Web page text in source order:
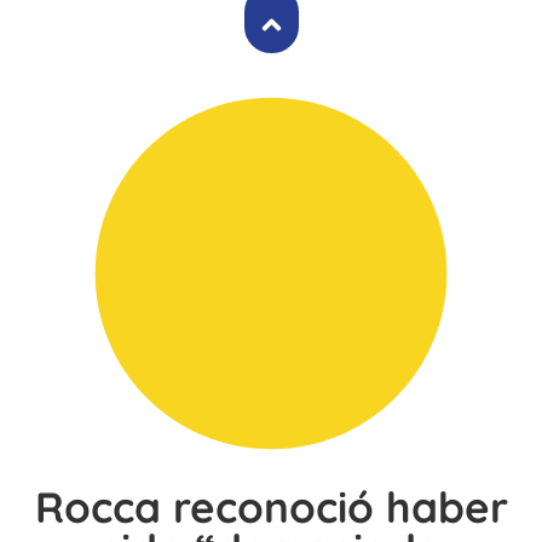
Rocca reconoció haber